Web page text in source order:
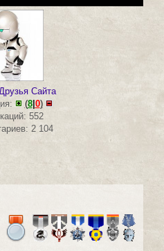
Друзья Сайта
(8| 0)
552
2 104